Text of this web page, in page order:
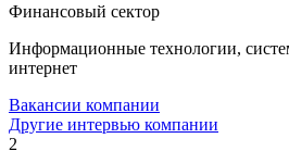
Финансовый сектор
Информационные технологии,
интернет
Вакансии компании
Другие интервью компании
2